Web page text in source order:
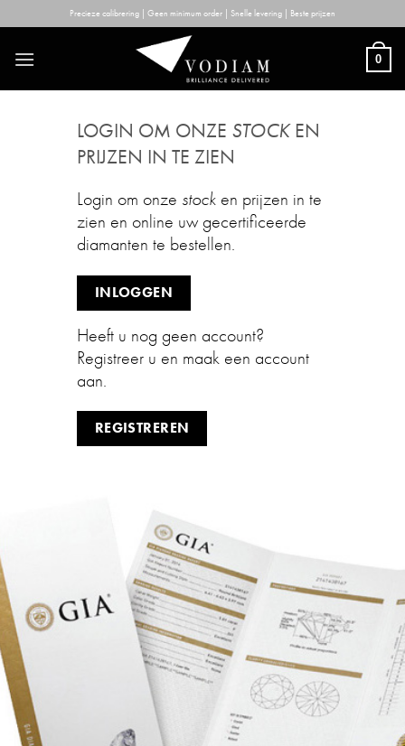
to
content
Precieze calibrering | Geen minimum order | Snelle levering | Beste prijzen
0
LOGIN OM ONZE STOCKEN
PRIJZEN IN TE ZIEN
Login om onze stock en prijzen in te
zien en online uw gecertificeerde
diamanten te bestellen.
INLOGGEN
Heeft u nog geen account?
Registreer u en maak een account
aan.
REGISTREREN